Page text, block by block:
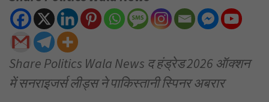
Share Politics Wala News द हंड्रेड 2026 ऑक्शन
में सनराइजर्स लीड्स ने पाकिस्तानी स्पिनर अबरार